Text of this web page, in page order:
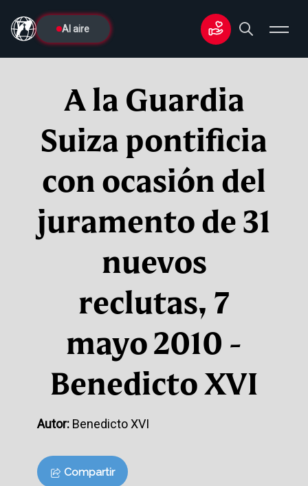
Al aire
A la Guardia
Suiza pontificia
con ocasión del
juramento de 31
nuevos
reclutas, 7
mayo 2010 -
Benedicto XVI
Autor: Benedicto XVI
Compartir